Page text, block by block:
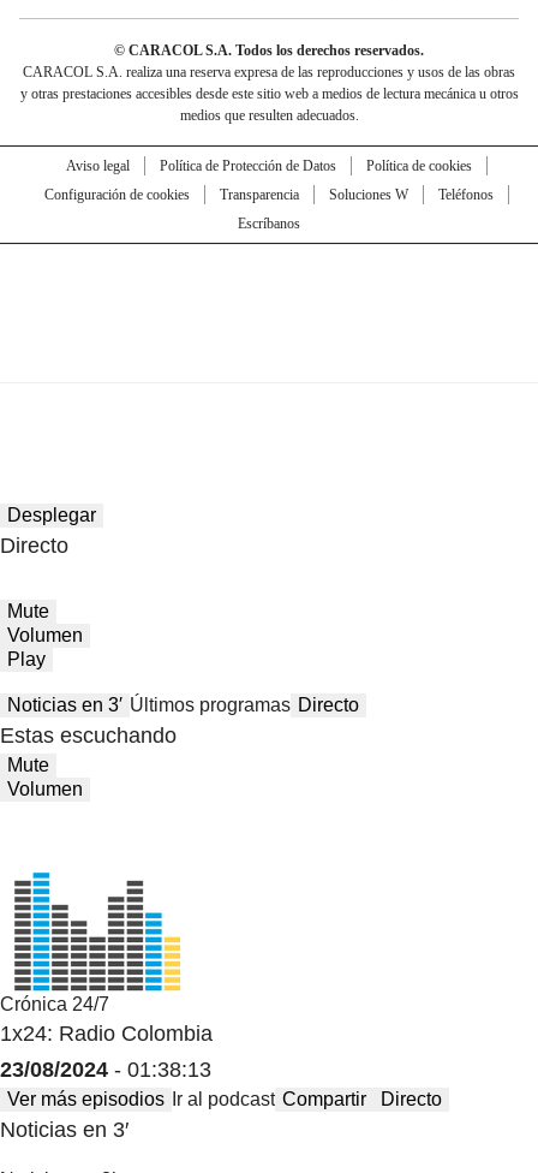
© CARACOL S.A. Todos los derechos reservados.
CARACOL S.A. realiza una reserva expresa de las reproducciones y usos de las obras
y otras prestaciones accesibles desde este sitio web a medios de lectura mecánica u otros
medios que resulten adecuados.
Aviso legal Política de Protección de Datos
Política de cookies
Configuración de cookies
Transparencia Soluciones W
Teléfonos
Escríbanos
Desplegar
Directo
Mute
Volumen
Play
Noticias en 3′ Últimos programas Directo
Estas escuchando
Mute
Volumen
Crónica 24/7
1x24: Radio Colombia
23/08/2024 - 01:38:13
Ver más episodios Ir al podcast Compartir Directo
Noticias en 3′